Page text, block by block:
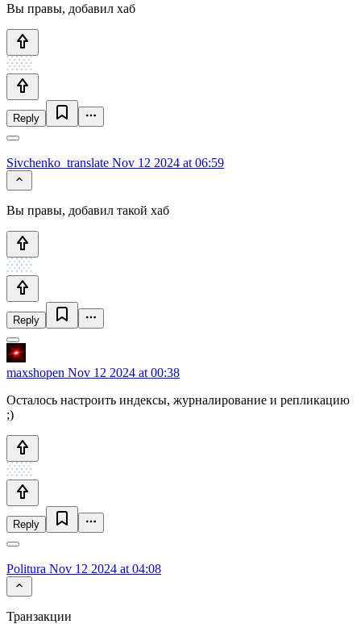
Вы правы, добавил хаб
Reply
Sivchenko_translate Nov 12 2024 at 06:59
Вы правы, добавил такой хаб
Reply
maxshopen Nov 12 2024 at 00:38
Осталось настроить индексы, журналирование и репликацию
;)
Reply
Politura Nov 12 2024 at 04:08
Транзакции